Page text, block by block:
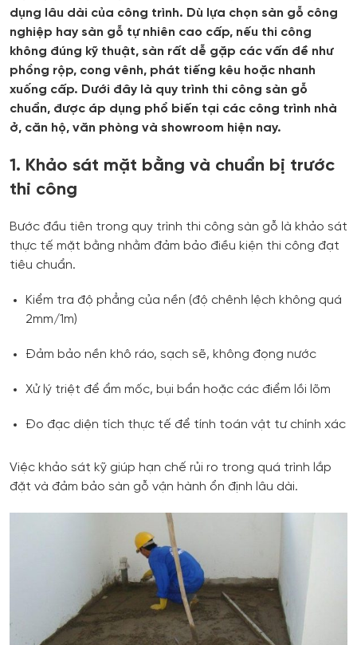
dụng lâu dài của công trình. Dù lựa chọn sàn gỗ công
nghiệp hay sàn gỗ tự nhiên cao cấp, nếu thi công
không đúng kỹ thuật, sàn rất dễ gặp các vấn đề như
phồng rộp, cong vênh, phát tiếng kêu hoặc nhanh
xuống cấp. Dưới đây là quy trình thi công sàn gỗ
chuẩn, được áp dụng phổ biến tại các công trình nhà
ở, căn hộ, văn phòng và showroom hiện nay.
1. Khảo sát mặt bằng và chuẩn bị trước
thi công
Bước đầu tiên trong quy trình thi công sàn gỗ là khảo sát
thực tế mặt bằng nhằm đảm bảo điều kiện thi công đạt
tiêu chuẩn.
Kiểm tra độ phẳng của nền (độ chênh lệch không quá
2mm/1m)
Đảm bảo nền khô ráo, sạch sẽ, không đọng nước
Xử lý triệt để ẩm mốc, bụi bẩn hoặc các điểm lồi lõm
Đo đạc diện tích thực tế để tính toán vật tư chính xác
Việc khảo sát kỹ giúp hạn chế rủi ro trong quá trình lắp
đặt và đảm bảo sàn gỗ vận hành ổn định lâu dài.